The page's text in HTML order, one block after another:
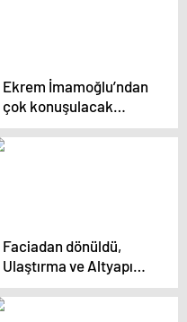
Ekrem İmamoğlu’ndan
çok konuşulacak
‘Kanal İstanbul’ çıkışı:
‘Gizli gizli ihale
Faciadan dönüldü,
Ulaştırma ve Altyapı
Bakanlığı sessiz kaldı:
Umursamazlığın,